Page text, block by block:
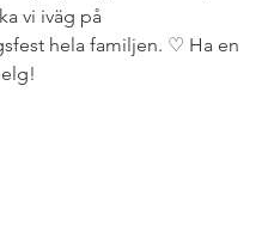
vi iväg på
hela familjen. ♡ Ha en